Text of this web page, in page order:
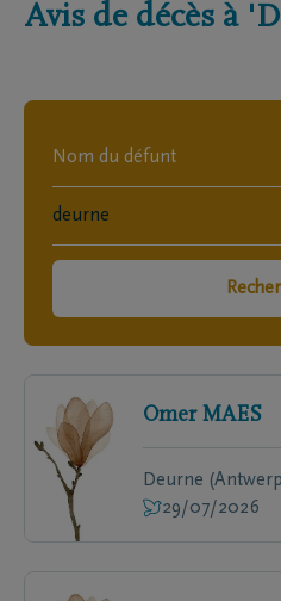
Avis de décès à
Omer MAES
Deurne
29/07/2026